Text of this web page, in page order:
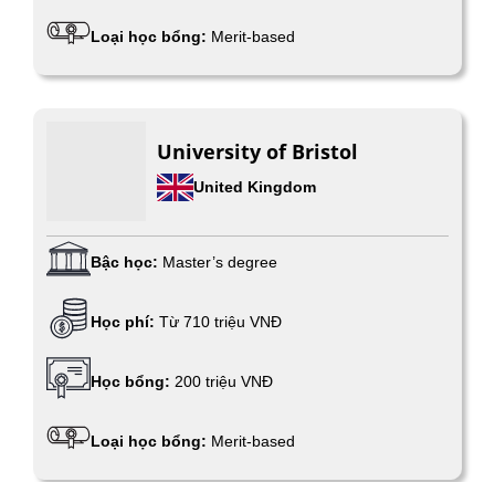
Loại học bổng: Merit-based
University of Bristol
United Kingdom
Bậc học: Master’s degree
Học phí: Từ 710 triệu VNĐ
Học bổng: 200 triệu VNĐ
Loại học bổng: Merit-based